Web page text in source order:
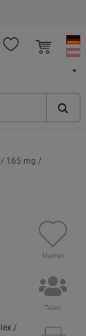
/ 165 mg /
Merken
Teilen